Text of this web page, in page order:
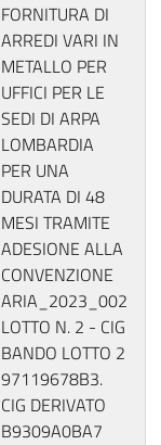
FORNITURA DI
ARREDI VARI IN
METALLO PER
UFFICI PER LE
SEDI DI ARPA
LOMBARDIA
PER UNA
DURATA DI 48
MESI TRAMITE
ADESIONE ALLA
CONVENZIONE
ARIA_2023_002
LOTTO N. 2 - CIG
BANDO LOTTO 2
97119678B3.
CIG DERIVATO
B9309A0BA7